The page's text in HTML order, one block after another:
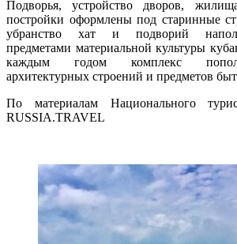
Подворья, устройство дворов,
постройки оформлены под старинные
убранство хат и подворий
предметами материальной культуры
каждым годом комплекс
архитектурных строений и предметов
По материалам Национального
RUSSIA.TRAVEL